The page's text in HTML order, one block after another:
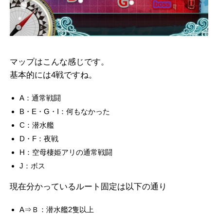
マップはこんな感じです。
基本的には4戦ですね。
A：通常戦闘
B・E・G・I：何もなかった
C：潜水艦
D・F：夜戦
H：空母棲姫アリの通常戦闘
J：ボス
現在分かっているルート固定は以下の通り
A⇒Ｂ：潜水艦2隻以上